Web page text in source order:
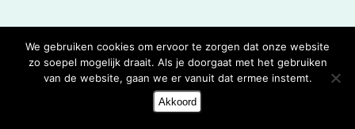
We gebruiken cookies om ervoor te zorgen dat onze website
zo soepel mogelijk draait. Als je doorgaat met het gebruiken
van de website, gaan we er vanuit dat ermee instemt.
Akkoord